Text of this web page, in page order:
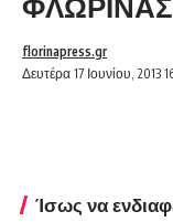
Δευτέρα 17 Ιουνίου, 2013
florinapress.gr
Ίσως να